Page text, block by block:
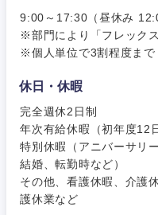
9:00～17:30（昼休み
※部門により「フレック
※個人単位で3割程度ま
休日・休暇
完全週休2日制
年次有給休暇（初年度12
特別休暇（アニバーサリ
結婚、転勤時など）
その他、看護休暇、介護
護休業など